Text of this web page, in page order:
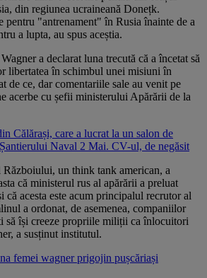
din regiunea ucraineană Donețk.
pentru "antrenament" în Rusia înainte de a
a lupta, au spus aceștia.
a declarat luna trecută că a încetat să
libertatea în schimbul unei misiuni în
de ce, dar comentariile sale au venit pe
acerbe cu șefii ministerului Apărării de la
Călărași, care a lucrat la un salon de
Naval 2 Mai. CV-ul, de negăsit
un think tank american, a
că ministerul rus al apărării a preluat
acesta este acum principalul recrutor al
a ordonat, de asemenea, companiilor
să își creeze propriile miliții ca înlocuitori
a susținut institutul.
femei wagnerprigojin pușcăriași